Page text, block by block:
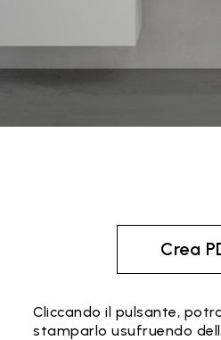
Crea
Cliccando il pulsante,
stamparlo usufruendo